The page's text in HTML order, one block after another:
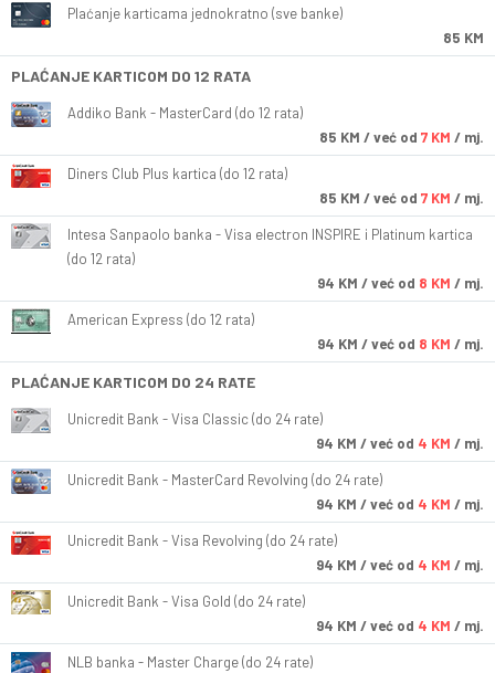
Plaćanje karticama jednokratno (sve banke)
85 KM
PLAĆANJE KARTICOM DO 12 RATA
Addiko Bank - MasterCard (do 12 rata)
85 KM / već od 7 KM / mj.
Diners Club Plus kartica (do 12 rata)
85 KM / već od 7 KM / mj.
Intesa Sanpaolo banka - Visa electron INSPIRE i Platinum kartica
(do 12 rata)
94 KM / već od 8 KM / mj.
American Express (do 12 rata)
94 KM / već od 8 KM / mj.
PLAĆANJE KARTICOM DO 24 RATE
Unicredit Bank - Visa Classic (do 24 rate)
94 KM / već od 4 KM / mj.
Unicredit Bank - MasterCard Revolving (do 24 rate)
94 KM / već od 4 KM / mj.
Unicredit Bank - Visa Revolving (do 24 rate)
94 KM / već od 4 KM / mj.
Unicredit Bank - Visa Gold (do 24 rate)
94 KM / već od 4 KM / mj.
NLB banka - Master Charge (do 24 rate)